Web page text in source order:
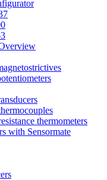
thermometers
with Sensormate